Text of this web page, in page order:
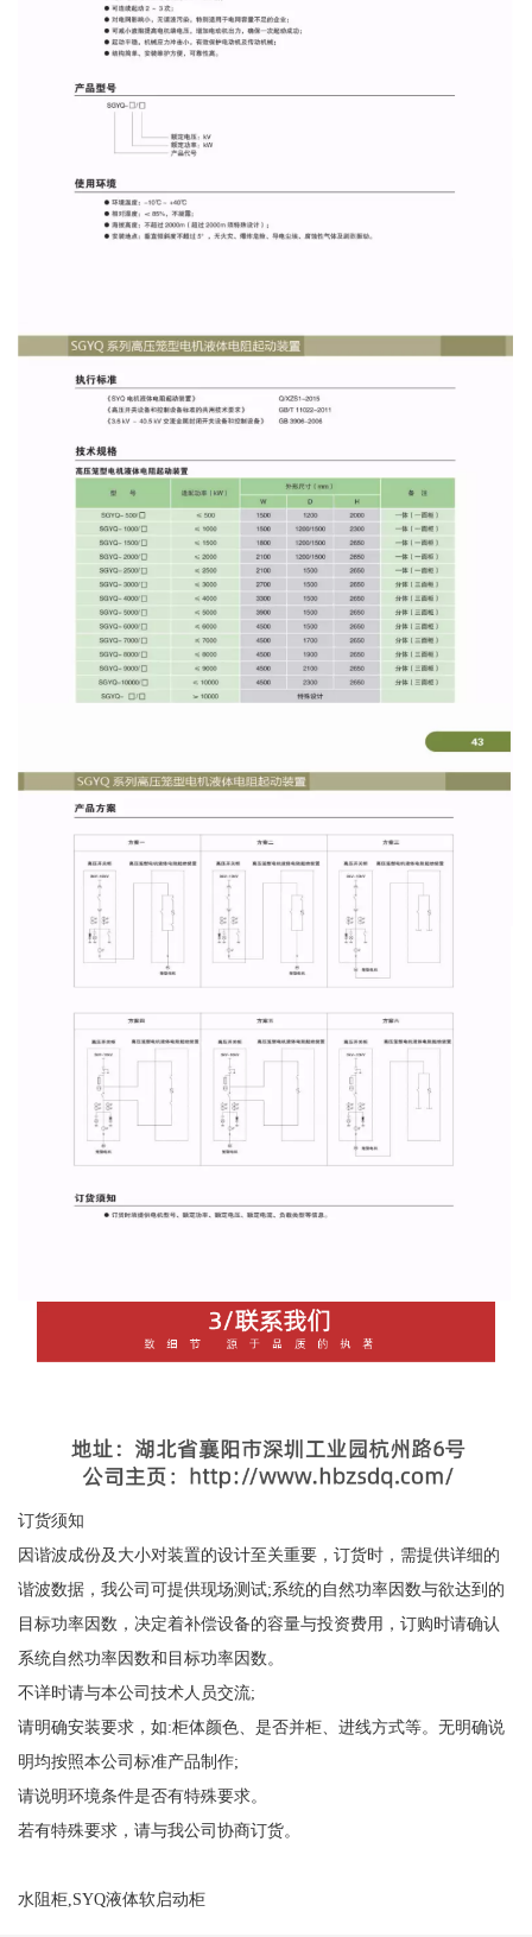
订货须知
因谐波成份及大小对装置的设计至关重要，订货时，需提供详细的
谐波数据，我公司可提供现场测试;系统的自然功率因数与欲达到的
目标功率因数，决定着补偿设备的容量与投资费用，订购时请确认
系统自然功率因数和目标功率因数。
不详时请与本公司技术人员交流;
请明确安装要求，如:柜体颜色、是否并柜、进线方式等。无明确说
明均按照本公司标准产品制作;
请说明环境条件是否有特殊要求。
若有特殊要求，请与我公司协商订货。
水阻柜,SYQ液体软启动柜